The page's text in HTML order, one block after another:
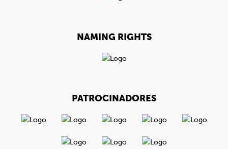
NAMING RIGHTS
PATROCINADORES